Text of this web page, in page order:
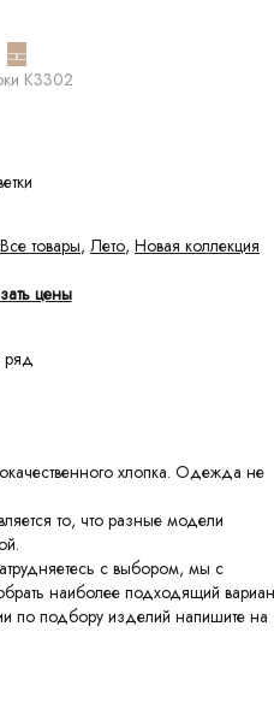
K3302
Все товары, Лето, Новая коллекция
цены
ряд
хлопка. Одежда не
то, что разные модели
с выбором, мы с
наиболее подходящий
по подбору изделий напишите на